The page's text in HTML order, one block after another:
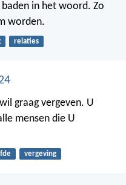
in het woord. Zo
worden.
relaties
graag vergeven. U
mensen die U
vergeving